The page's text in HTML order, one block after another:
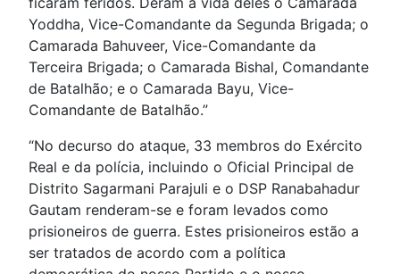
Yoddha, Vice-Comandante da Segunda Brigada; o
Camarada Bahuveer, Vice-Comandante da
Terceira Brigada; o Camarada Bishal, Comandante
de Batalhão; e o Camarada Bayu, Vice-
Comandante de Batalhão.”
“No decurso do ataque, 33 membros do Exército
Real e da polícia, incluindo o Oficial Principal de
Distrito Sagarmani Parajuli e o DSP Ranabahadur
Gautam renderam-se e foram levados como
prisioneiros de guerra. Estes prisioneiros estão a
ser tratados de acordo com a política